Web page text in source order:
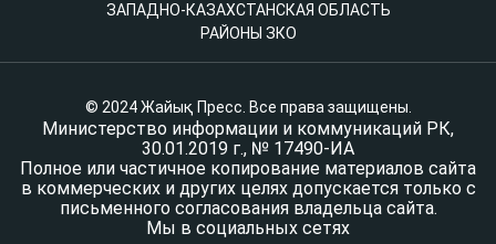
ЗАПАДНО-КАЗАХСТАНСКАЯ ОБЛАСТЬ
РАЙОНЫ ЗКО
© 2024 Жайық Пресс. Все права защищены.
Министерство информации и коммуникаций РК,
30.01.2019 г., № 17490-ИА
Полное или частичное копирование материалов сайта
в коммерческих и других целях допускается только с
письменного согласования владельца сайта.
Мы в социальных сетях